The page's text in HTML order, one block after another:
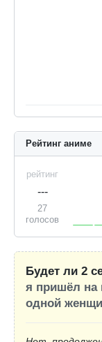
Рейтинг аниме
рейтинг
---
27
голосов
Будет ли 2
я пришёл на
одной